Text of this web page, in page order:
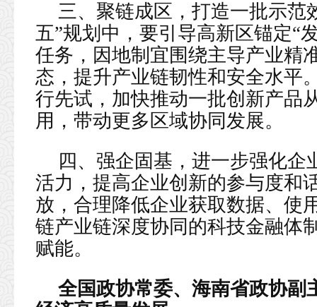
三、聚链成区，打造一批示范
五”规划中，要引导高新区锚定“
任务，因地制宜围绕主导产业精
态，提升产业链韧性和安全水平
行先试，加快推动一批创新产品
用，带动更多区域协同发展。
四、强企固基，进一步强化
活力，提高企业创新的参与度和
放，合理降低企业获取数据、使
链产业链深度协同的科技金融体
赋能。
全国政协常委、海南省政协副